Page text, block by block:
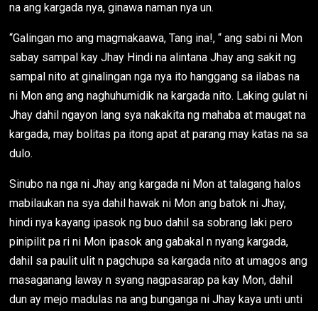
na ang kargada nya, ginawa naman nya un.
“Galingan mo ang magmakaawa, Tang ina!, “ ang sabi ni Mon
sabay sampal kay Jhay Hindi na alintana Jhay ang sakit ng
sampal nito at ginalingan nga nya ito hanggang sa ilabas na
ni Mon ang ang naghuhumidik na kargada nito. Laking gulat ni
Jhay dahil ngayon lang sya nakakita ng mahaba at maugat na
kargada, may bolitas pa itong apat at parang may katas na sa
dulo.
Sinubo na nga ni Jhay ang kargada ni Mon at talagang halos
mabilaukan na sya dahil hawak ni Mon ang batok ni Jhay,
hindi nya kayang ipasok ng buo dahil sa sobrang laki pero
pinipilit pa ri ni Mon ipasok ang gabakal n nyang kargada,
dahil sa paulit ulit n pagchupa sa kargada nito at umagos ang
masaganang laway n syang nagpasarap pa kay Mon, dahil
dun ay mejo madulas na ang bunganga ni Jhay kaya unti unti